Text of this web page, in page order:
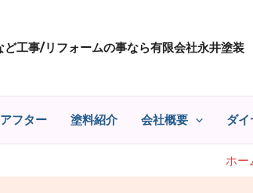
工事/リフォームの事なら有限会社永井塗装
フター 塗料紹介 会社概要 ダイ
ホー